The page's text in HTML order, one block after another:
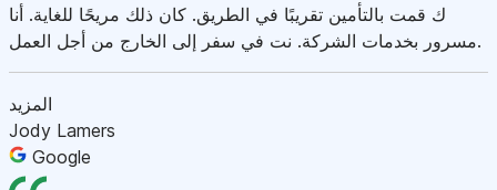
ك قمت بالتأمين تقريبًا في الطريق. كان ذلك مريحًا للغاية. أنا
مسرور بخدمات الشركة. نت في سفر إلى الخارج من أجل العمل.
المزيد
Jody Lamers
Google